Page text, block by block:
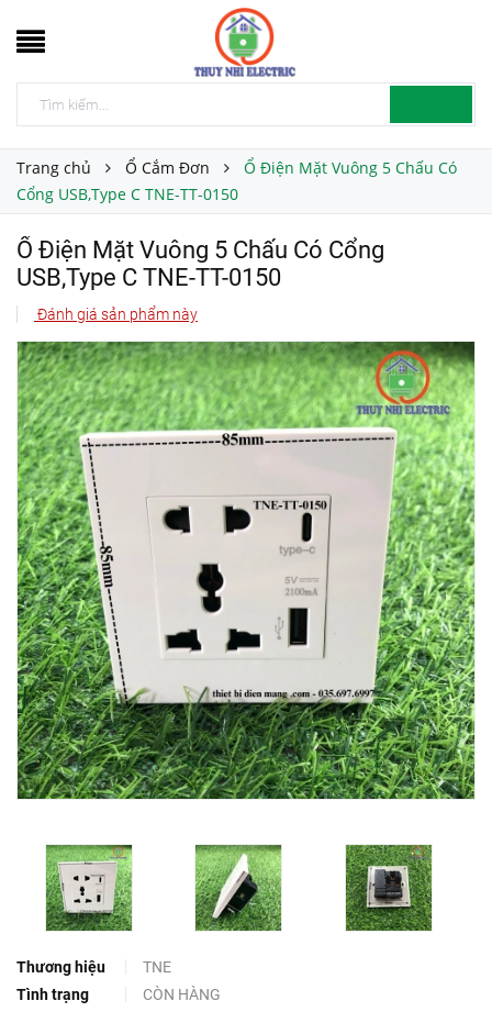
Trang chủ Ổ Cắm Đơn
Ổ Điện Mặt Vuông 5 Chấu Có
Cổng USB,Type C TNE-TT-0150
Ổ Điện Mặt Vuông 5 Chấu Có Cổng
USB,Type C TNE-TT-0150
Đánh giá sản phẩm này
Thương hiệu
TNE
Tình trạng
CÒN HÀNG